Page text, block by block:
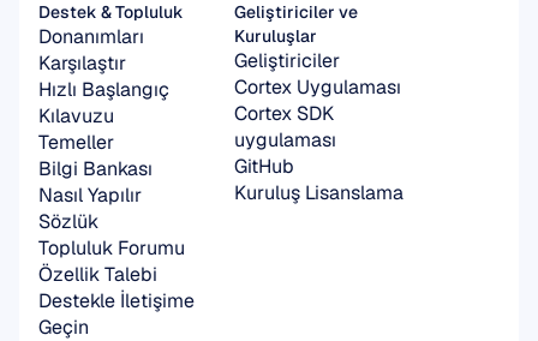
Destek & Topluluk
Donanımları
Karşılaştır
Hızlı Başlangıç
Kılavuzu
Temeller
Bilgi Bankası
Nasıl Yapılır
Sözlük
Topluluk Forumu
Özellik Talebi
Destekle İletişime
Geçin
Geliştiriciler ve
Kuruluşlar
Geliştiriciler
Cortex Uygulaması
Cortex SDK
uygulaması
GitHub
Kuruluş Lisanslama